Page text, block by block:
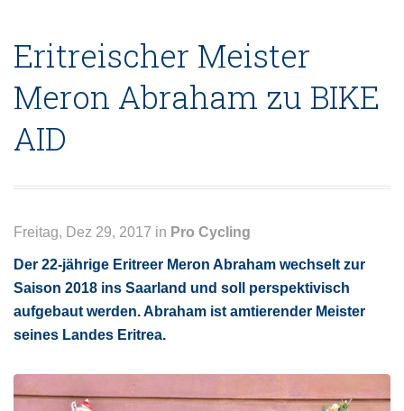
Eritreischer Meister
Meron Abraham zu BIKE
AID
Freitag, Dez 29, 2017 in Pro Cycling
Der 22-jährige Eritreer Meron Abraham wechselt zur
Saison 2018 ins Saarland und soll perspektivisch
aufgebaut werden. Abraham ist amtierender Meister
seines Landes Eritrea.